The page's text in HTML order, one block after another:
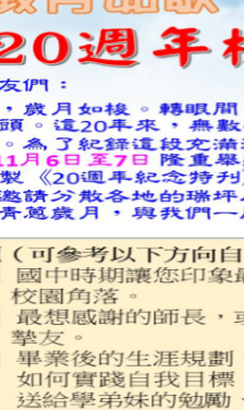
綠領人才培育課程
本校115學年度第1